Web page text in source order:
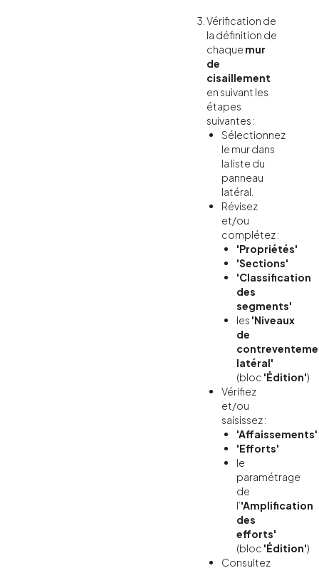
Vérification de
la définition de
chaque mur
de
cisaillement
en suivant les
étapes
suivantes :
Sélectionnez
le mur dans
la liste du
panneau
latéral.
Révisez
et/ou
complétez :
'Propriétés'
'Sections'
'Classification
des
segments'
les 'Niveaux
de
latéral'
(bloc 'Édition')
Vérifiez
et/ou
saisissez :
'Affaissements'
'Efforts'
le
paramétrage
de
l’'Amplification
des
efforts'
(bloc 'Édition')
Consultez